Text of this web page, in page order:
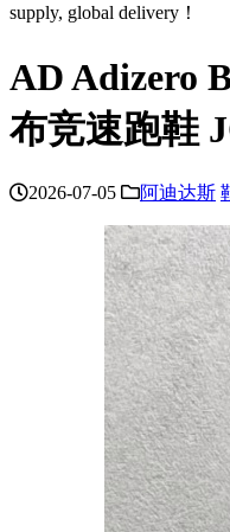
supply, global delivery！
AD Adizero
布竞速跑鞋
2026-07-05 阿迪达斯